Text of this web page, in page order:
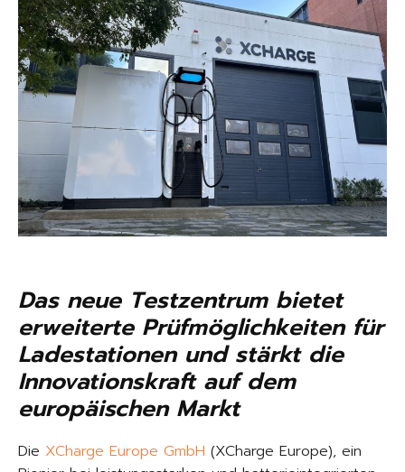
Das neue Testzentrum bietet
erweiterte Prüfmöglichkeiten für
Ladestationen und stärkt die
Innovationskraft auf dem
europäischen Markt
Die XCharge Europe GmbH (XCharge Europe), ein